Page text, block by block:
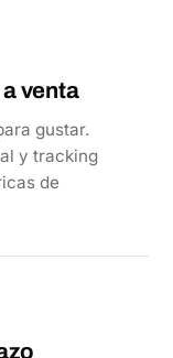
venta
gustar.
y tracking
de